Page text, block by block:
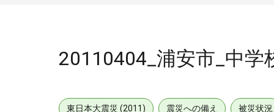
20110404_浦安市_中学
東日本大震災 (2011) 震災への備え 被災状況